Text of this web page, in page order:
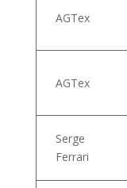
AGTex
AGTex
Serge
Ferrari